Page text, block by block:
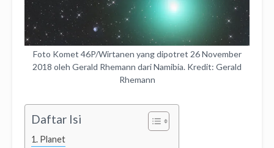
Foto Komet 46P/Wirtanen yang dipotret 26 November
2018 oleh Gerald Rhemann dari Namibia. Kredit: Gerald
Rhemann
Daftar Isi
Planet